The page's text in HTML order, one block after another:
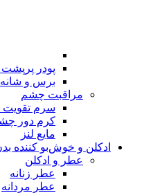
پودر پرپشت
برس و شانه
مراقبت چشم
سرم تقویت
کرم دور
مایع لنز
ادکلن و خوش‌بو کننده
عطر و ادکلن
عطر زنانه
عطر مردانه